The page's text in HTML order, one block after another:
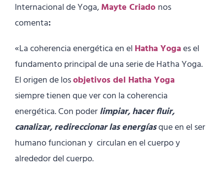
Internacional de Yoga,Mayte Criado nos
comenta:
«La coherencia energética en el Hatha Yogaes el
fundamento principal de una serie de Hatha Yoga.
El origen de losobjetivos del Hatha Yoga
siempre tienen que ver con la coherencia
energética. Con poderlimpiar, hacer fluir,
canalizar, redireccionar las energíasque en el ser
humano funcionan y circulan en el cuerpo y
alrededor del cuerpo.